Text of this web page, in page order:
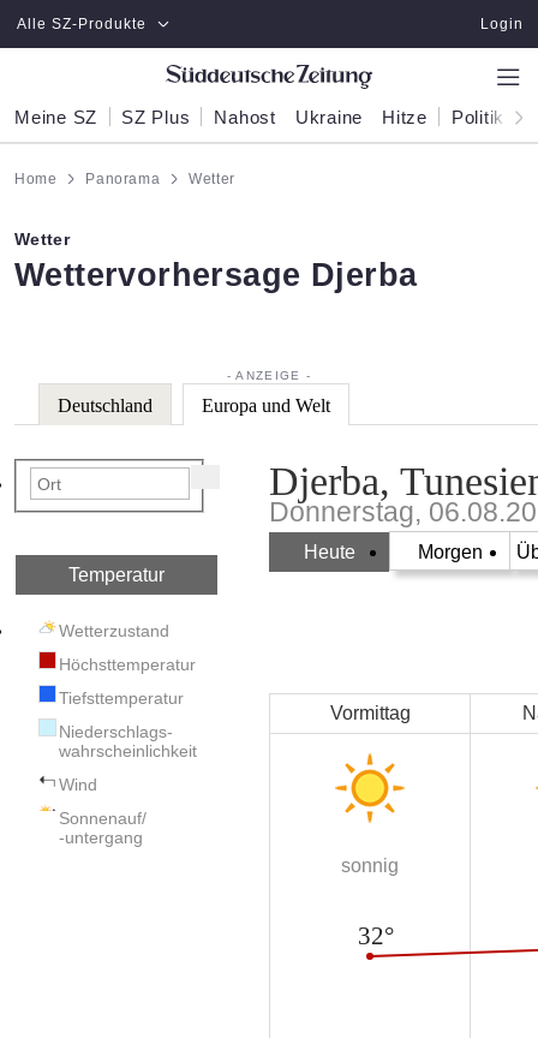
Zum Hauptinhalt springen
Alle SZ-Produkte Login
Meine SZ SZ Plus Nahost Ukraine Hitze Politik
Home Panorama Wetter
Wetter
:
Wettervorhersage Djerba
Deutschland Europa und Welt
Temperatur
Wetterzustand
Höchsttemperatur
Tiefsttemperatur
Niederschlags-
wahrscheinlichkeit
Wind
Sonnenauf/
-untergang
Djerba,
Donnerstag,
Heute Morgen
Vormittag
sonnig